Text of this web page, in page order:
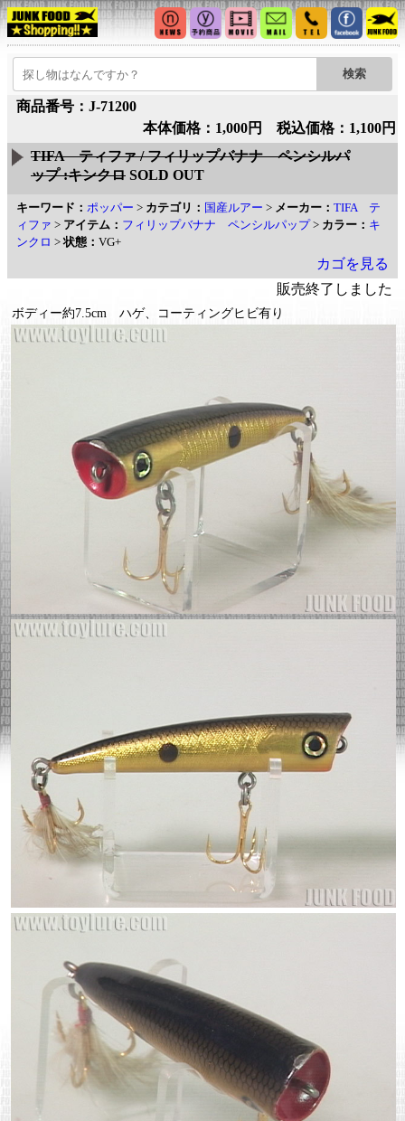
商品番号：J-71200
本体価格：1,000円 税込価格：1,100円
TIFA ティファ / フィリップバナナ ペンシルパ
ップ :キンクロ SOLD OUT
キーワード： ポッパー > カテゴリ： 国産ルアー > メーカー： TIFA テ
ィファ > アイテム： フィリップバナナ ペンシルパップ> カラー： キ
ンクロ >状態： VG+
カゴを見る
販売終了しました
ボディー約7.5cm ハゲ、コーティングヒビ有り